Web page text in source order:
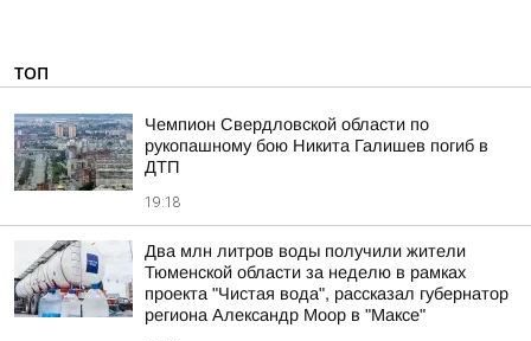
ТОП
Чемпион Свердловской области по
рукопашному бою Никита Галишев погиб в
ДТП
19:18
Два млн литров воды получили жители
Тюменской области за неделю в рамках
проекта "Чистая вода", рассказал губернатор
региона Александр Моор в "Максе"